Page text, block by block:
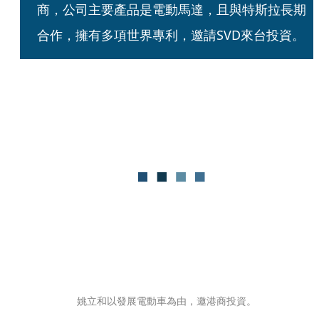
商，公司主要產品是電動馬達，且與特斯拉長期
合作，擁有多項世界專利，邀請SVD來台投資。
姚立和以發展電動車為由，邀港商投資。